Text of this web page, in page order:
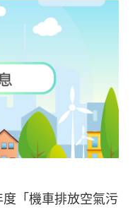
「機車排放空氣污